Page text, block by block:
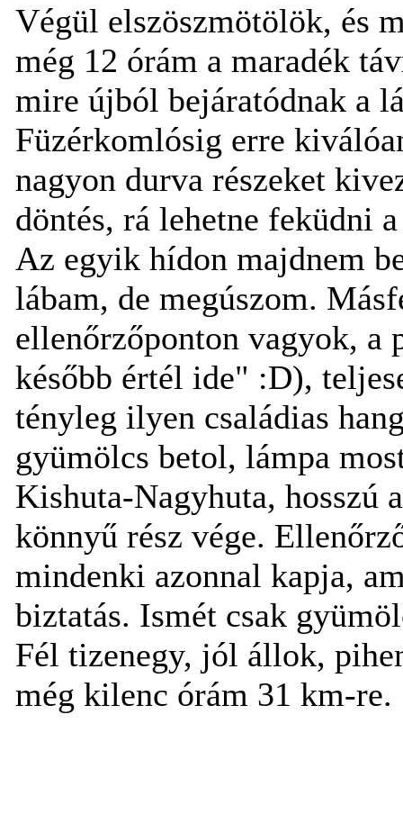
Végül elszöszmötölök, és
még 12 órám a maradék
mire újból bejáratódnak a
Füzérkomlósig erre
nagyon durva részeket
döntés, rá lehetne feküdni
Az egyik hídon majdnem
lábam, de megúszom.
ellenőrzőponton vagyok, a
később értél ide" :D),
tényleg ilyen családias
gyümölcs betol, lámpa
Kishuta-Nagyhuta, hosszú
könnyű rész vége.
mindenki azonnal kapja,
biztatás. Ismét csak
Fél tizenegy, jól állok,
még kilenc órám 31 km-re.